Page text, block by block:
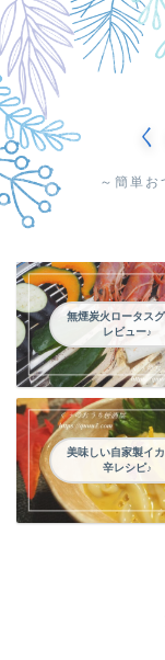
～簡単
無煙炭火ロータス
レビュー♪
美味しい自家製イ
辛レシピ♪